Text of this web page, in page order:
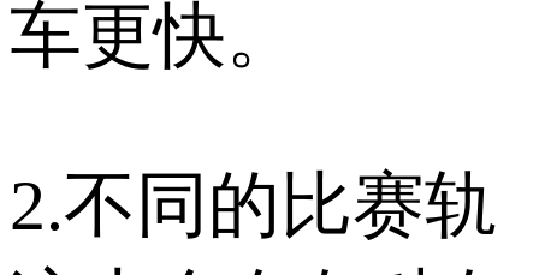
车更快。
2.不同的比赛轨